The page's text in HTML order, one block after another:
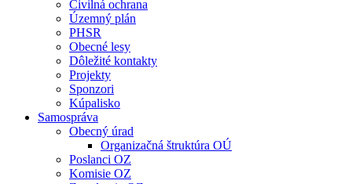
Civilná ochrana
Územný plán
PHSR
Obecné lesy
Dôležité kontakty
Projekty
Sponzori
Kúpalisko
Samospráva
Obecný úrad
Organizačná štruktúra OÚ
Poslanci OZ
Komisie OZ